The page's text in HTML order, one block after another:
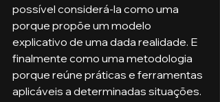
possível considerá-la como uma
porque propõe um modelo
explicativo de uma dada realidade. E
finalmente como uma metodologia
porque reúne práticas e ferramentas
aplicáveis a determinadas situações.